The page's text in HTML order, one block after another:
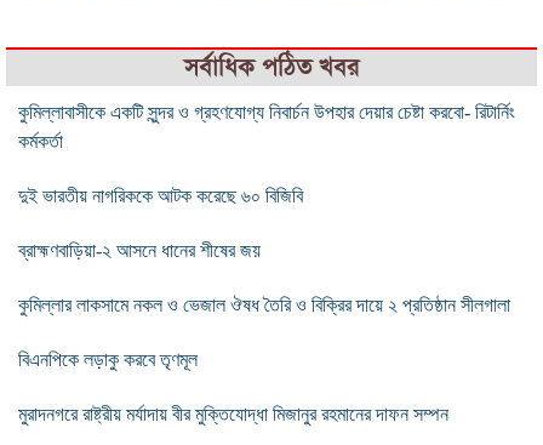
সর্বাধিক পঠিত খবর
কুমিল্লাবাসীকে একটি সুন্দর ও গ্রহণযোগ্য নিবার্চন উপহার দেয়ার চেষ্টা করবো- রিটার্নিং
কর্মকর্তা
দুই ভারতীয় নাগরিককে আটক করেছে ৬০ বিজিবি
ব্রাহ্মণবাড়িয়া-২ আসনে ধানের শীষের জয়
কুমিল্লার লাকসামে নকল ও ভেজাল ঔষধ তৈরি ও বিক্রির দায়ে ২ প্রতিষ্ঠান সীলগালা
বিএনপিকে লড়াকু করবে তৃণমূল
মুরাদনগরে রাষ্ট্রীয় মর্যাদায় বীর মুক্তিযোদ্ধা মিজানুর রহমানের দাফন সম্পন